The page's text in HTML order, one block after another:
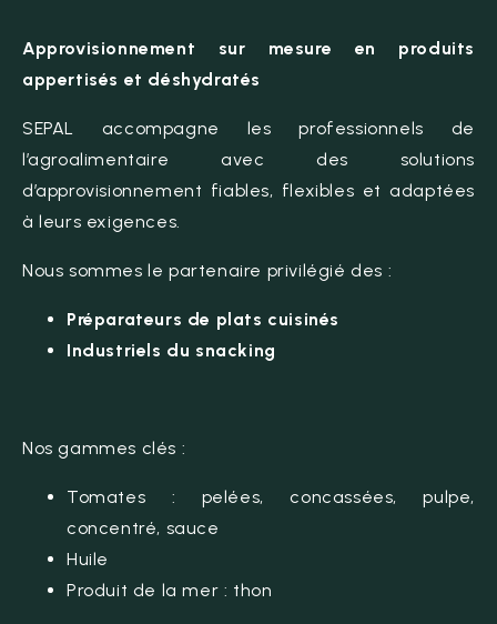
Approvisionnement sur mesure en produits
appertisés et déshydratés
SEPAL accompagne les professionnels de
l’agroalimentaire avec des solutions
d’approvisionnement fiables, flexibles et adaptées
à leurs exigences.
Nous sommes le partenaire privilégié des :
Préparateurs de plats cuisinés
Industriels du snacking
Nos gammes clés :
Tomates : pelées, concassées, pulpe,
concentré, sauce
Huile
Produit de la mer : thon